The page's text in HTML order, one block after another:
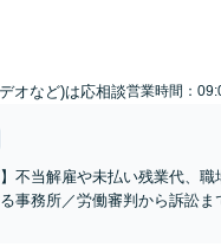
オなど)は応相談営業時間：
不当解雇や未払い残業代、
事務所／労働審判から訴訟